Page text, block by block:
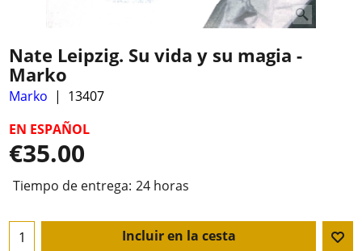
Nate Leipzig. Su vida y su magia -
Marko
Marko
13407
EN ESPAÑOL
€35.00
Tiempo de entrega: 24 horas
Incluir en la cesta